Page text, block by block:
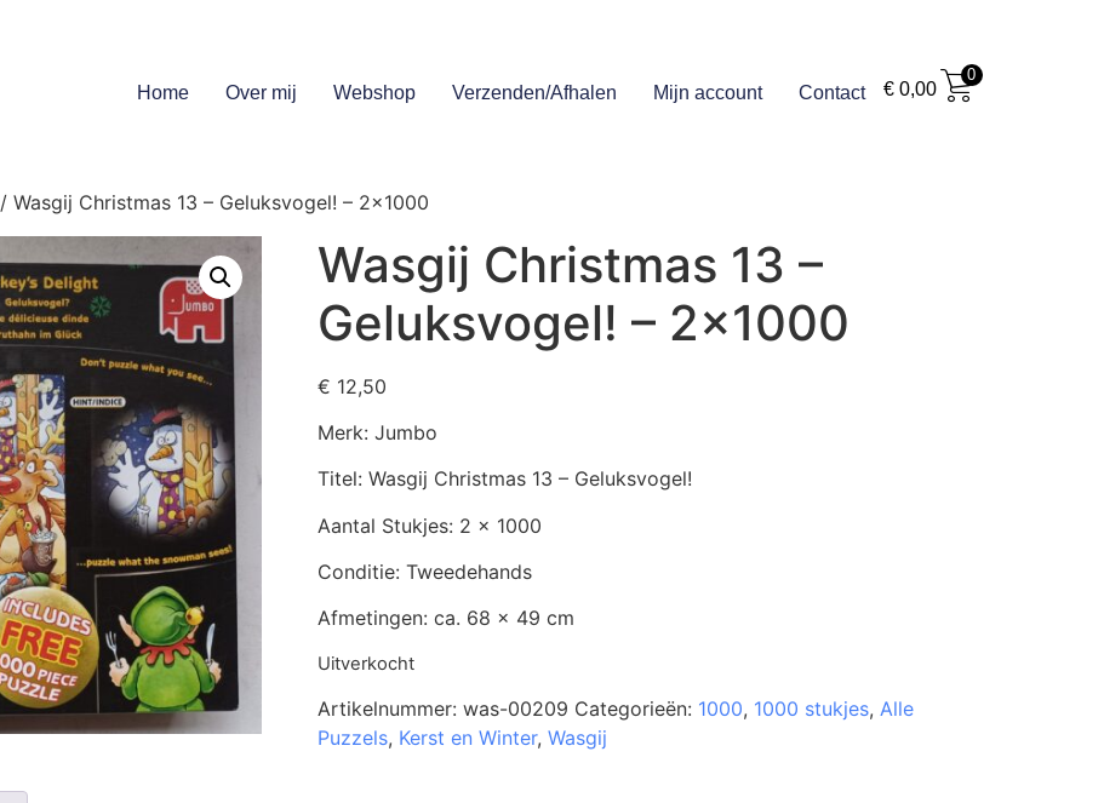
Home Over mij Webshop Verzenden/Afhalen Mijn account Contact €0,00
0
/ Wasgij Christmas 13 – Geluksvogel! – 2×1000
Wasgij Christmas 13 –
Geluksvogel! – 2×1000
€ 12,50
Merk: Jumbo
Titel: Wasgij Christmas 13 – Geluksvogel!
Aantal Stukjes: 2 x 1000
Conditie: Tweedehands
Afmetingen: ca. 68 x 49 cm
Uitverkocht
Artikelnummer: was-00209 Categorieën: 1000, 1000 stukjes, Alle
Puzzels, Kerst en Winter, Wasgij